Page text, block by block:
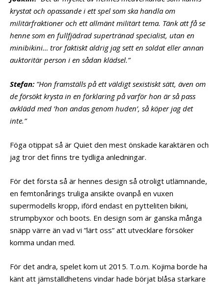
krystat och opassande i ett spel som ska handla om
militärfraktioner och ett allmänt militärt tema. Tänk att få se
henne som en fullfjädrad supertränad specialist, utan en
minibikini… tror faktiskt aldrig jag sett en soldat eller annan
auktoritär person i en sådan klädsel.”
Stefan: ”Hon framställs på ett väldigt sexistiskt sätt, även om
de försökt krysta in en förklaring på varför hon är så pass
avklädd med ’hon andas genom huden’, så köper jag det
inte.”
Föga otippat så är Quiet den mest önskade karaktären och
jag tror det finns tre tydliga anledningar.
För det första så är hennes design så otroligt utlämnande,
en femtonårings truliga ansikte ovanpå en vuxen
supermodells kropp, iförd endast en pytteliten bikini,
strumpbyxor och boots. En design som är ganska många
snäpp värre än vad vi ”lärt oss” att utvecklare försöker
komma undan med.
För det andra, spelet kom ut 2015. T.o.m. Kojima borde ha
känt att jämställdhetens vindar hade börjat blåsa starkare